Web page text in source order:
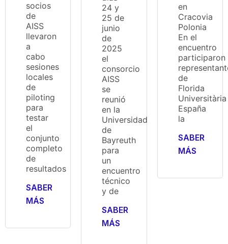
socios
de
AISS
llevaron
a
cabo
sesiones
locales
de
piloting
para
testar
el
conjunto
completo
de
resultados
SABER
MÁS
24 y
25 de
junio
de
2025
el
consorcio
AISS
se
reunió
en la
Universidad
de
Bayreuth
para
un
encuentro
técnico
y de
SABER
MÁS
en
Cracovia
Polonia
En el
encuentro
participaron
de
Florida
Universitària
España
la
SABER
MÁS